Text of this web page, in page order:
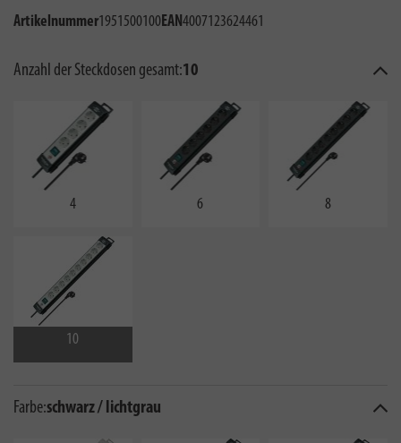
Artikelnummer1951500100EAN4007123624461
Anzahl der Steckdosen gesamt:10
4 6 8
10
Farbe:schwarz / lichtgrau